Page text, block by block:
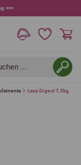
+++
...
Lexa Digest 7,5kg